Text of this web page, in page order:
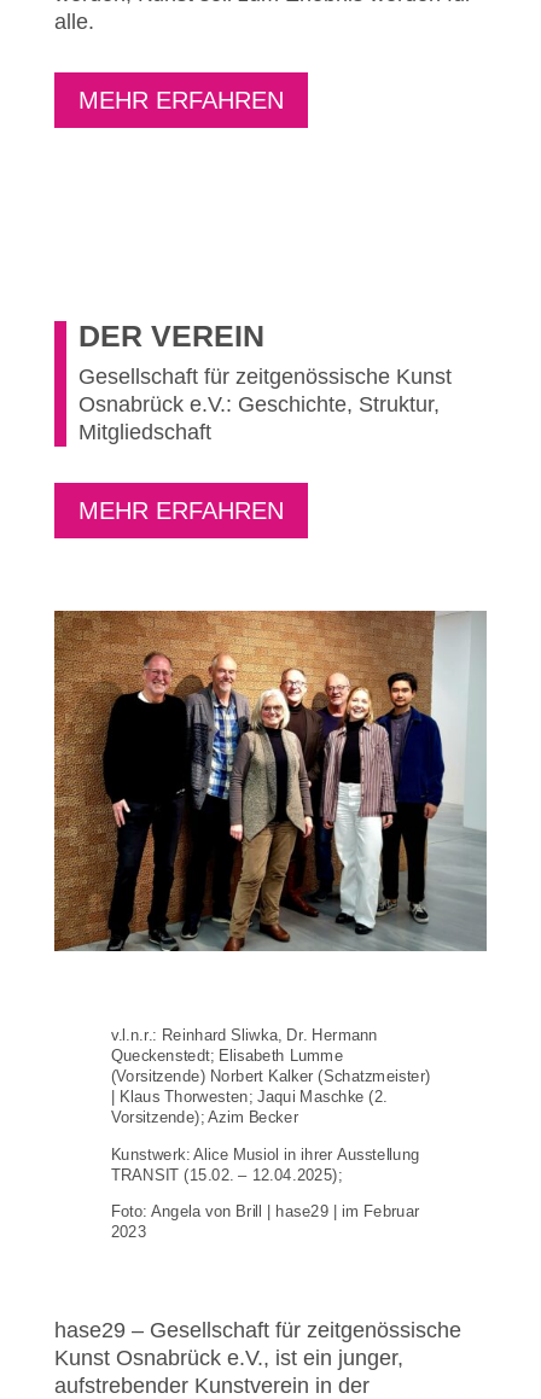
alle.
MEHR ERFAHREN
DER VEREIN
Gesellschaft für zeitgenössische Kunst
Osnabrück e.V.: Geschichte, Struktur,
Mitgliedschaft
MEHR ERFAHREN
v.l.n.r.: Reinhard Sliwka, Dr. Hermann
Queckenstedt; Elisabeth Lumme
(Vorsitzende) Norbert Kalker (Schatzmeister)
| Klaus Thorwesten; Jaqui Maschke (2.
Vorsitzende); Azim Becker
Kunstwerk: Alice Musiol in ihrer Ausstellung
TRANSIT (15.02. – 12.04.2025);
Foto: Angela von Brill | hase29 | im Februar
2023
hase29 – Gesellschaft für zeitgenössische
Kunst Osnabrück e.V., ist ein junger,
aufstrebender Kunstverein in der